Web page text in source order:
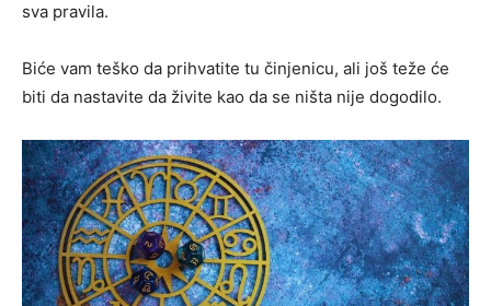
sva pravila.
Biće vam teško da prihvatite tu činjenicu, ali još teže će
biti da nastavite da živite kao da se ništa nije dogodilo.